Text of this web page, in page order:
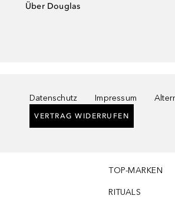
Über Douglas
Datenschutz Impressum
VERTRAG WIDERRUFEN
TOP-MARKEN
RITUALS